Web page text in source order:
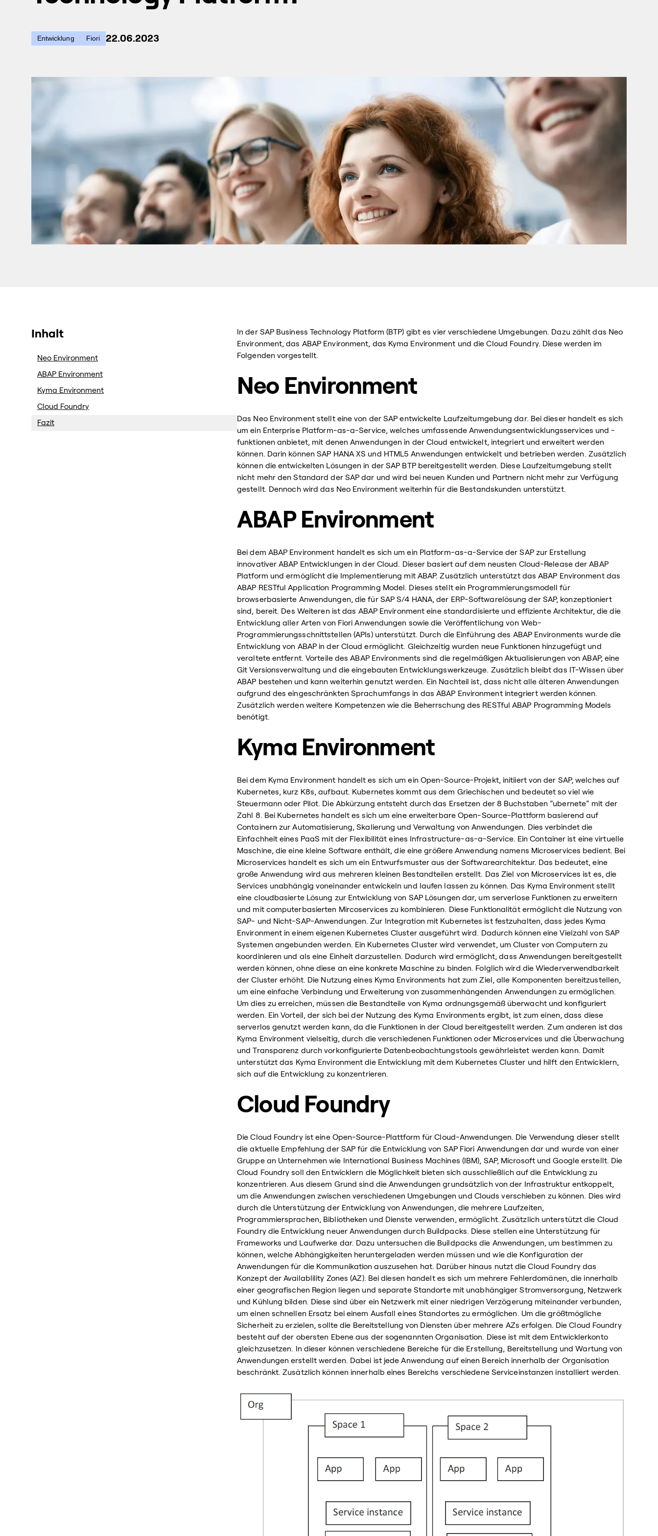
Entwicklung Fiori 22.06.2023
Inhalt
Neo Environment
ABAP Environment
Kyma Environment
Cloud Foundry
Fazit
In der SAP Business Technology Platform (BTP) gibt es vier verschiedene Umgebungen. Dazu zählt das Neo
Environment, das ABAP Environment, das Kyma Environment und die Cloud Foundry. Diese werden im
Folgenden vorgestellt.
Neo Environment
Das Neo Environment stellt eine von der SAP entwickelte Laufzeitumgebung dar. Bei dieser handelt es sich
um ein Enterprise Platform-as-a-Service, welches umfassende Anwendungsentwicklungsservices und -
funktionen anbietet, mit denen Anwendungen in der Cloud entwickelt, integriert und erweitert werden
können. Darin können SAP HANA XS und HTML5 Anwendungen entwickelt und betrieben werden. Zusätzlich
können die entwickelten Lösungen in der SAP BTP bereitgestellt werden. Diese Laufzeitumgebung stellt
nicht mehr den Standard der SAP dar und wird bei neuen Kunden und Partnern nicht mehr zur Verfügung
gestellt. Dennoch wird das Neo Environment weiterhin für die Bestandskunden unterstützt.
ABAP Environment
Bei dem ABAP Environment handelt es sich um ein Platform-as-a-Service der SAP zur Erstellung
innovativer ABAP Entwicklungen in der Cloud. Dieser basiert auf dem neusten Cloud-Release der ABAP
Platform und ermöglicht die Implementierung mit ABAP. Zusätzlich unterstützt das ABAP Environment das
ABAP RESTful Application Programming Model. Dieses stellt ein Programmierungsmodell für
browserbasierte Anwendungen, die für SAP S/4 HANA, der ERP-Softwarelösung der SAP, konzeptioniert
sind, bereit. Des Weiteren ist das ABAP Environment eine standardisierte und effiziente Architektur, die die
Entwicklung aller Arten von Fiori Anwendungen sowie die Veröffentlichung von Web-
Programmierungsschnittstellen (APIs) unterstützt. Durch die Einführung des ABAP Environments wurde die
Entwicklung von ABAP in der Cloud ermöglicht. Gleichzeitig wurden neue Funktionen hinzugefügt und
veraltete entfernt. Vorteile des ABAP Environments sind die regelmäßigen Aktualisierungen von ABAP, eine
Git Versionsverwaltung und die eingebauten Entwicklungswerkzeuge. Zusätzlich bleibt das IT-Wissen über
ABAP bestehen und kann weiterhin genutzt werden. Ein Nachteil ist, dass nicht alle älteren Anwendungen
aufgrund des eingeschränkten Sprachumfangs in das ABAP Environment integriert werden können.
Zusätzlich werden weitere Kompetenzen wie die Beherrschung des RESTful ABAP Programming Models
benötigt.
Kyma Environment
Bei dem Kyma Environment handelt es sich um ein Open-Source-Projekt, initiiert von der SAP, welches auf
Kubernetes, kurz K8s, aufbaut. Kubernetes kommt aus dem Griechischen und bedeutet so viel wie
Steuermann oder Pilot. Die Abkürzung entsteht durch das Ersetzen der 8 Buchstaben ”ubernete” mit der
Zahl 8. Bei Kubernetes handelt es sich um eine erweiterbare Open-Source-Plattform basierend auf
Containern zur Automatisierung, Skalierung und Verwaltung von Anwendungen. Dies verbindet die
Einfachheit eines PaaS mit der Flexibilität eines Infrastructure-as-a-Service. Ein Container ist eine virtuelle
Maschine, die eine kleine Software enthält, die eine größere Anwendung namens Microservices bedient. Bei
Microservices handelt es sich um ein Entwurfsmuster aus der Softwarearchitektur. Das bedeutet, eine
große Anwendung wird aus mehreren kleinen Bestandteilen erstellt. Das Ziel von Microservices ist es, die
Services unabhängig voneinander entwickeln und laufen lassen zu können. Das Kyma Environment stellt
eine cloudbasierte Lösung zur Entwicklung von SAP Lösungen dar, um serverlose Funktionen zu erweitern
und mit computerbasierten Mircoservices zu kombinieren. Diese Funktionalität ermöglicht die Nutzung von
SAP- und Nicht-SAP-Anwendungen. Zur Integration mit Kubernetes ist festzuhalten, dass jedes Kyma
Environment in einem eigenen Kubernetes Cluster ausgeführt wird. Dadurch können eine Vielzahl von SAP
Systemen angebunden werden. Ein Kubernetes Cluster wird verwendet, um Cluster von Computern zu
koordinieren und als eine Einheit darzustellen. Dadurch wird ermöglicht, dass Anwendungen bereitgestellt
werden können, ohne diese an eine konkrete Maschine zu binden. Folglich wird die Wiederverwendbarkeit
der Cluster erhöht. Die Nutzung eines Kyma Environments hat zum Ziel, alle Komponenten bereitzustellen,
um eine einfache Verbindung und Erweiterung von zusammenhängenden Anwendungen zu ermöglichen.
Um dies zu erreichen, müssen die Bestandteile von Kyma ordnungsgemäß überwacht und konfiguriert
werden. Ein Vorteil, der sich bei der Nutzung des Kyma Environments ergibt, ist zum einen, dass diese
serverlos genutzt werden kann, da die Funktionen in der Cloud bereitgestellt werden. Zum anderen ist das
Kyma Environment vielseitig, durch die verschiedenen Funktionen oder Microservices und die Überwachung
und Transparenz durch vorkonfigurierte Datenbeobachtungstools gewährleistet werden kann. Damit
unterstützt das Kyma Environment die Entwicklung mit dem Kubernetes Cluster und hilft den Entwicklern,
sich auf die Entwicklung zu konzentrieren.
Cloud Foundry
Die Cloud Foundry ist eine Open-Source-Plattform für Cloud-Anwendungen. Die Verwendung dieser stellt
die aktuelle Empfehlung der SAP für die Entwicklung von SAP Fiori Anwendungen dar und wurde von einer
Gruppe an Unternehmen wie International Business Machines (IBM), SAP, Microsoft und Google erstellt. Die
Cloud Foundry soll den Entwicklern die Möglichkeit bieten sich ausschließlich auf die Entwicklung zu
konzentrieren. Aus diesem Grund sind die Anwendungen grundsätzlich von der Infrastruktur entkoppelt,
um die Anwendungen zwischen verschiedenen Umgebungen und Clouds verschieben zu können. Dies wird
durch die Unterstützung der Entwicklung von Anwendungen, die mehrere Laufzeiten,
Programmiersprachen, Bibliotheken und Dienste verwenden, ermöglicht. Zusätzlich unterstützt die Cloud
Foundry die Entwicklung neuer Anwendungen durch Buildpacks. Diese stellen eine Unterstützung für
Frameworks und Laufwerke dar. Dazu untersuchen die Buildpacks die Anwendungen, um bestimmen zu
können, welche Abhängigkeiten heruntergeladen werden müssen und wie die Konfiguration der
Anwendungen für die Kommunikation auszusehen hat. Darüber hinaus nutzt die Cloud Foundry das
Konzept der Availablility Zones (AZ). Bei diesen handelt es sich um mehrere Fehlerdomänen, die innerhalb
einer geografischen Region liegen und separate Standorte mit unabhängiger Stromversorgung, Netzwerk
und Kühlung bilden. Diese sind über ein Netzwerk mit einer niedrigen Verzögerung miteinander verbunden,
um einen schnellen Ersatz bei einem Ausfall eines Standortes zu ermöglichen. Um die größtmögliche
Sicherheit zu erzielen, sollte die Bereitstellung von Diensten über mehrere AZs erfolgen. Die Cloud Foundry
besteht auf der obersten Ebene aus der sogenannten Organisation. Diese ist mit dem Entwicklerkonto
gleichzusetzen. In dieser können verschiedene Bereiche für die Erstellung, Bereitstellung und Wartung von
Anwendungen erstellt werden. Dabei ist jede Anwendung auf einen Bereich innerhalb der Organisation
beschränkt. Zusätzlich können innerhalb eines Bereichs verschiedene Serviceinstanzen installiert werden.